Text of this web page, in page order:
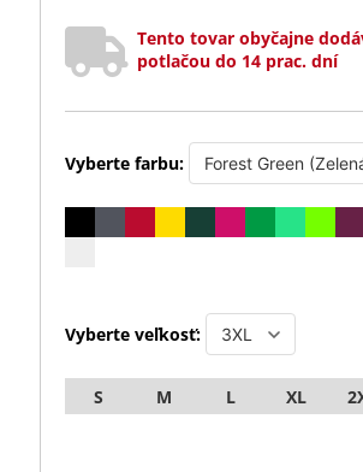
Tento tovar obyčajne
potlačou do 14 prac. dní
Vyberte farbu:
Vyberte veľkosť:
S M L XL